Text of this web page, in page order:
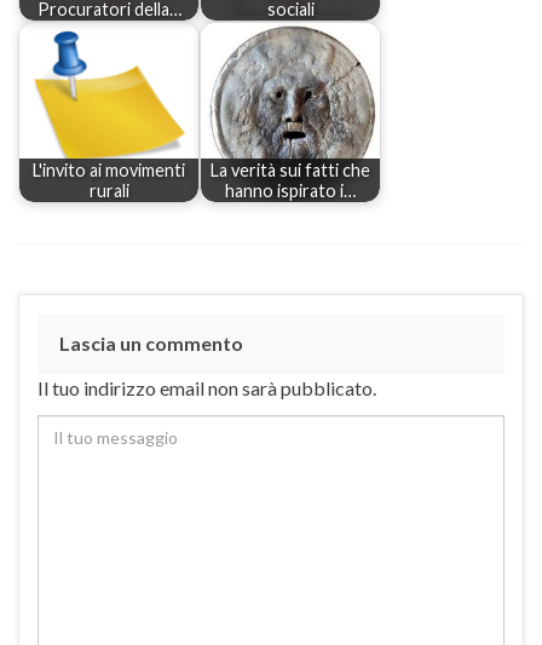
Procuratori della…
sociali
L'invito ai movimenti
rurali
La verità sui fatti che
hanno ispirato i…
Lascia un commento
Il tuo indirizzo email non sarà pubblicato.